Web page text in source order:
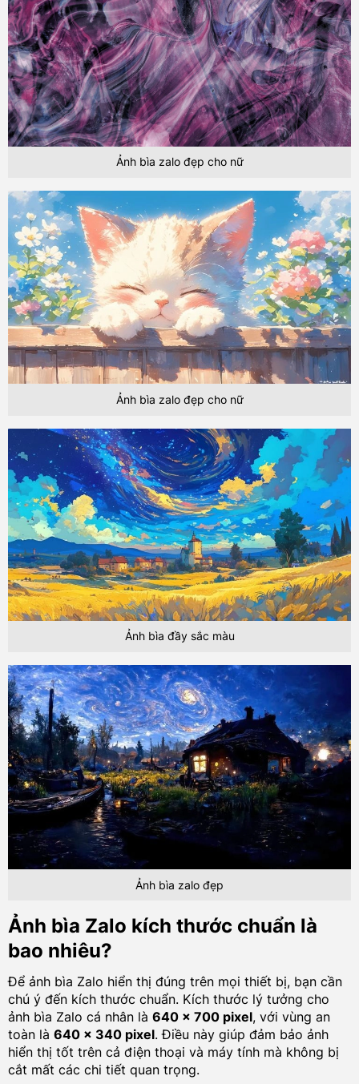
Ảnh bìa zalo đẹp cho nữ
Ảnh bìa zalo đẹp cho nữ
Ảnh bìa đầy sắc màu
Ảnh bìa zalo đẹp
Ảnh bìa Zalo kích thước chuẩn là
bao nhiêu?
Để ảnh bìa Zalo hiển thị đúng trên mọi thiết bị, bạn cần
chú ý đến kích thước chuẩn. Kích thước lý tưởng cho
ảnh bìa Zalo cá nhân là 640 x 700 pixel, với vùng an
toàn là 640 x 340 pixel. Điều này giúp đảm bảo ảnh
hiển thị tốt trên cả điện thoại và máy tính mà không bị
cắt mất các chi tiết quan trọng.